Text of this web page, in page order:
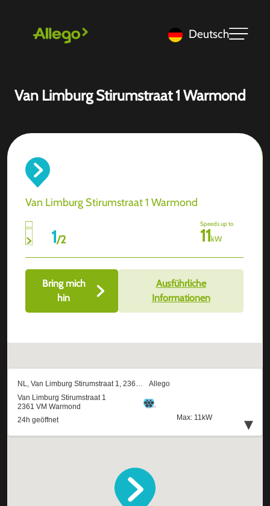
Deutsch
Van Limburg Stirumstraat 1 Warmond
Van Limburg Stirumstraat 1 Warmond
1/2
Speeds up to
11kW
Bring mich
hin
Ausführliche
Informationen